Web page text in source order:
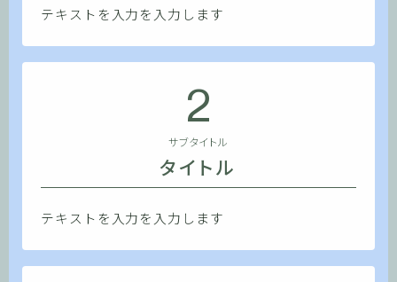
テキストを入力を入力します
2
サブタイトル
タイトル
テキストを入力を入力します